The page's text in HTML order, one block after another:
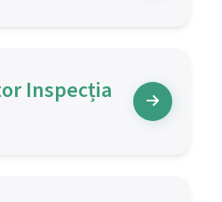
Inspecția